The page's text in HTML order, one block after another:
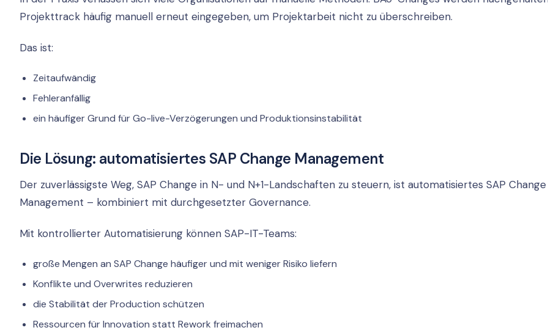
Projekttrack häufig manuell erneut eingegeben, um Projektarbeit nicht zu überschreiben.
Das ist:
Zeitaufwändig
Fehleranfällig
ein häufiger Grund für Go-live-Verzögerungen und Produktionsinstabilität
Die Lösung: automatisiertes SAP Change Management
Der zuverlässigste Weg, SAP Change in N- und N+1-Landschaften zu steuern, ist automatisiertes SAP Change
Management – kombiniert mit durchgesetzter Governance.
Mit kontrollierter Automatisierung können SAP-IT-Teams:
große Mengen an SAP Change häufiger und mit weniger Risiko liefern
Konflikte und Overwrites reduzieren
die Stabilität der Production schützen
Ressourcen für Innovation statt Rework freimachen